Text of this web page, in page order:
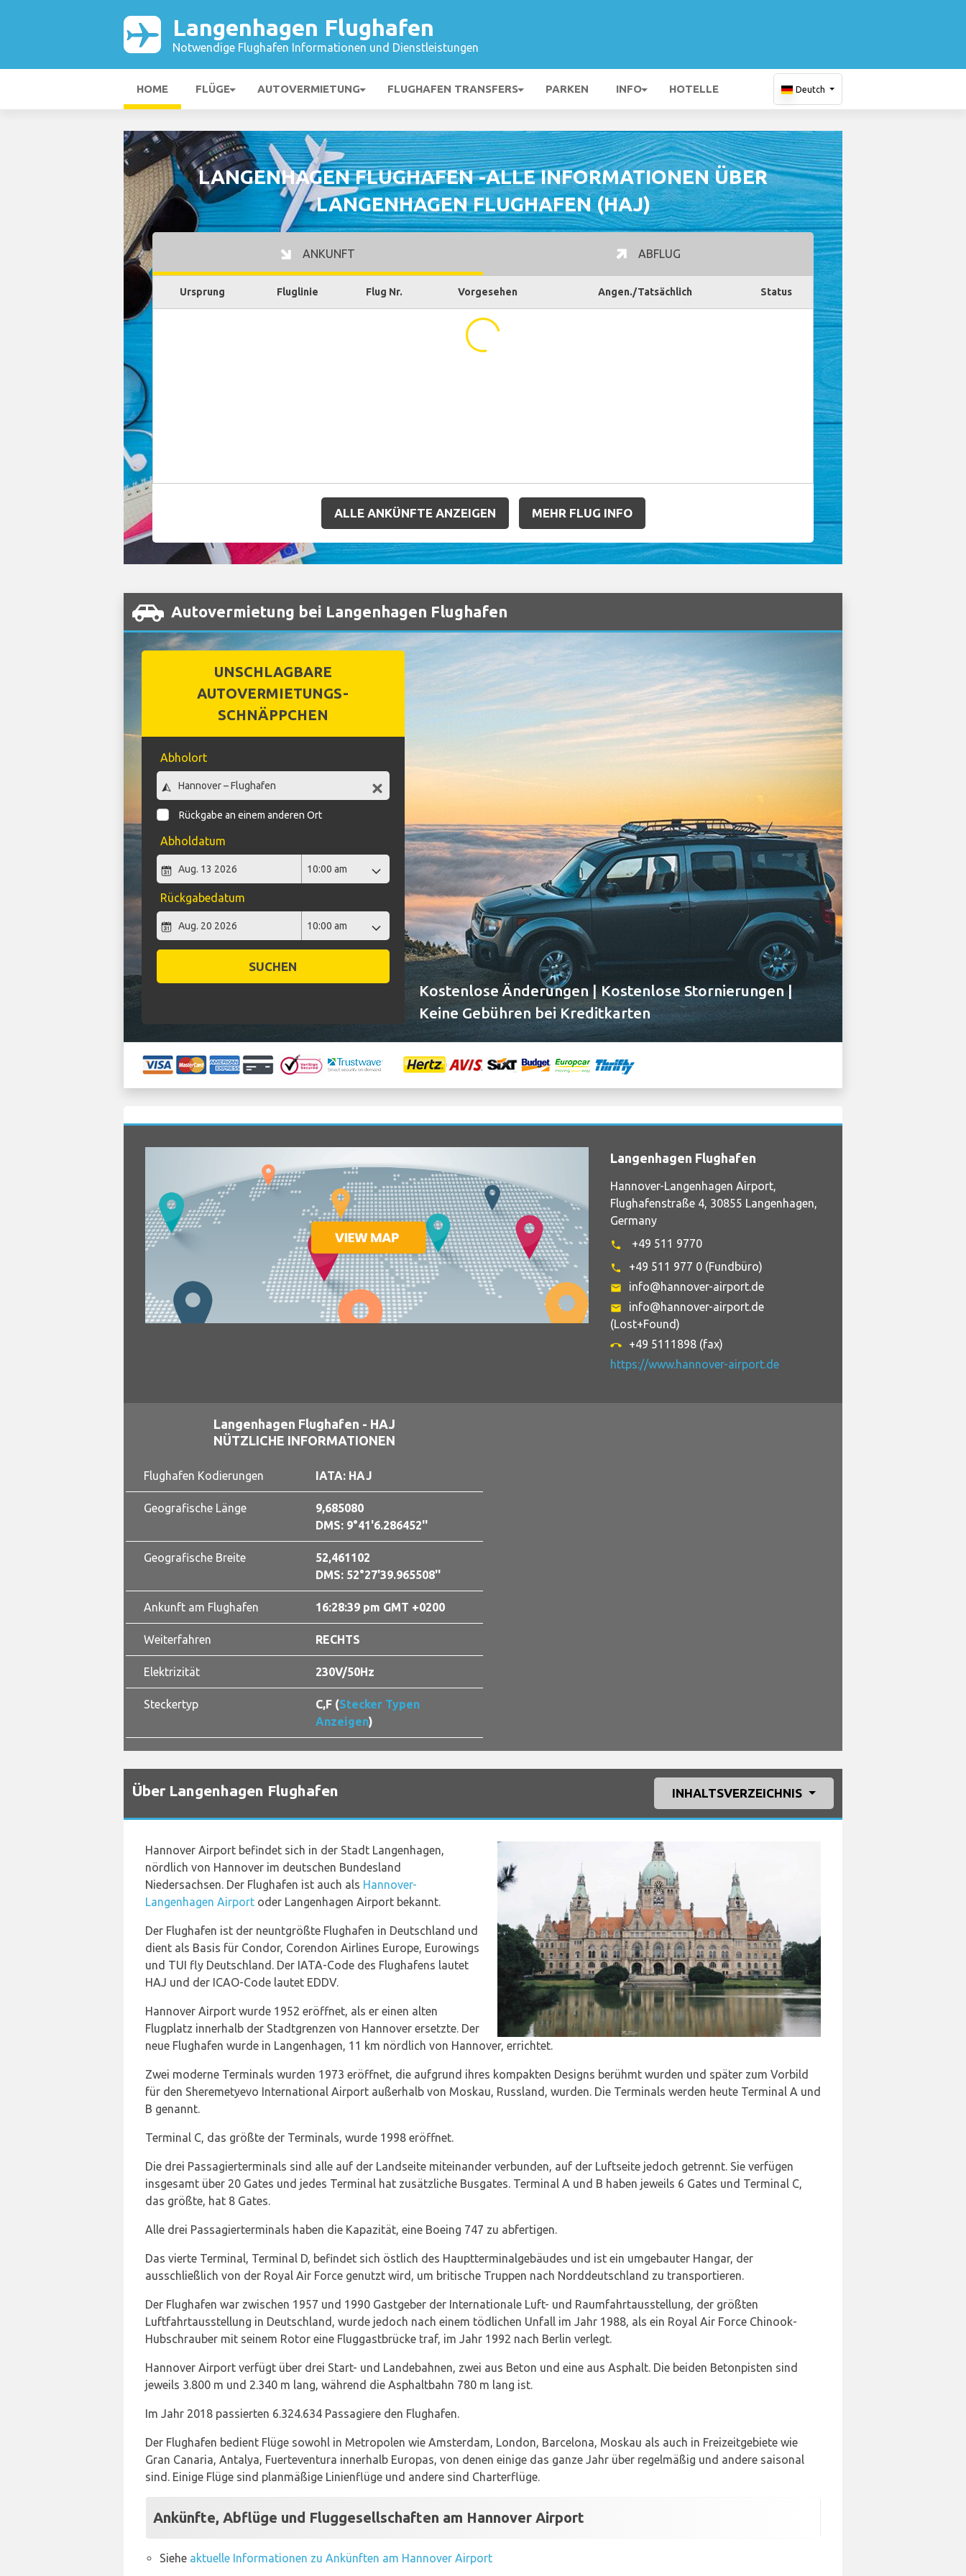
Langenhagen Flughafen
Notwendige Flughafen Informationen und Dienstleistungen
HOME FLÜGE AUTOVERMIETUNG FLUGHAFEN TRANSFERS PARKEN INFO HOTELLE Deutch
LANGENHAGEN FLUGHAFEN -ALLE INFORMATIONEN ÜBER
LANGENHAGEN FLUGHAFEN (HAJ)
ANKUNFT ABFLUG
Ursprung Fluglinie Flug Nr. Vorgesehen Angen./Tatsächlich Status
...
ALLE ANKÜNFTE ANZEIGEN MEHR FLUG INFO
Autovermietung bei Langenhagen Flughafen
UNSCHLAGBARE
AUTOVERMIETUNGS-
SCHNÄPPCHEN
Abholort
Rückgabe an einem anderen Ort
Abholdatum
Rückgabedatum
SUCHEN
Kostenlose Änderungen | Kostenlose Stornierungen |
Keine Gebühren bei Kreditkarten
Langenhagen Flughafen
Hannover-Langenhagen Airport,
Flughafenstraße 4, 30855 Langenhagen,
Germany
phone +49 511 9770
phone +49 511 977 0 (Fundbüro)
email info@hannover-airport.de
email
info@hannover-airport.de
(Lost+Found)
call_end
+49 5111898 (fax)
https://www.hannover-airport.de
Langenhagen Flughafen - HAJ
NÜTZLICHE INFORMATIONEN
Flughafen Kodierungen IATA: HAJ
Geografische Länge
9,685080
DMS: 9°41'6.286452''
Geografische Breite
52,461102
DMS: 52°27'39.965508''
Ankunft am Flughafen 16:28:40 pm GMT +0200
Weiterfahren RECHTS
Elektrizität 230V/50Hz
Steckertyp C,F (Stecker Typen
Anzeigen)
Über Langenhagen Flughafen INHALTSVERZEICHNIS
Hannover Airport befindet sich in der Stadt Langenhagen,
nördlich von Hannover im deutschen Bundesland
Niedersachsen. Der Flughafen ist auch als Hannover-
Langenhagen Airport oder Langenhagen Airport bekannt.
Der Flughafen ist der neuntgrößte Flughafen in Deutschland und
dient als Basis für Condor, Corendon Airlines Europe, Eurowings
und TUI fly Deutschland. Der IATA-Code des Flughafens lautet
HAJ und der ICAO-Code lautet EDDV.
Hannover Airport wurde 1952 eröffnet, als er einen alten
Flugplatz innerhalb der Stadtgrenzen von Hannover ersetzte. Der
neue Flughafen wurde in Langenhagen, 11 km nördlich von Hannover, errichtet.
Zwei moderne Terminals wurden 1973 eröffnet, die aufgrund ihres kompakten Designs berühmt wurden und später zum Vorbild
für den Sheremetyevo International Airport außerhalb von Moskau, Russland, wurden. Die Terminals werden heute Terminal A und
B genannt.
Terminal C, das größte der Terminals, wurde 1998 eröffnet.
Die drei Passagierterminals sind alle auf der Landseite miteinander verbunden, auf der Luftseite jedoch getrennt. Sie verfügen
insgesamt über 20 Gates und jedes Terminal hat zusätzliche Busgates. Terminal A und B haben jeweils 6 Gates und Terminal C,
das größte, hat 8 Gates.
Alle drei Passagierterminals haben die Kapazität, eine Boeing 747 zu abfertigen.
Das vierte Terminal, Terminal D, befindet sich östlich des Hauptterminalgebäudes und ist ein umgebauter Hangar, der
ausschließlich von der Royal Air Force genutzt wird, um britische Truppen nach Norddeutschland zu transportieren.
Der Flughafen war zwischen 1957 und 1990 Gastgeber der Internationale Luft- und Raumfahrtausstellung, der größten
Luftfahrtausstellung in Deutschland, wurde jedoch nach einem tödlichen Unfall im Jahr 1988, als ein Royal Air Force Chinook-
Hubschrauber mit seinem Rotor eine Fluggastbrücke traf, im Jahr 1992 nach Berlin verlegt.
Hannover Airport verfügt über drei Start- und Landebahnen, zwei aus Beton und eine aus Asphalt. Die beiden Betonpisten sind
jeweils 3.800 m und 2.340 m lang, während die Asphaltbahn 780 m lang ist.
Im Jahr 2018 passierten 6.324.634 Passagiere den Flughafen.
Der Flughafen bedient Flüge sowohl in Metropolen wie Amsterdam, London, Barcelona, Moskau als auch in Freizeitgebiete wie
Gran Canaria, Antalya, Fuerteventura innerhalb Europas, von denen einige das ganze Jahr über regelmäßig und andere saisonal
sind. Einige Flüge sind planmäßige Linienflüge und andere sind Charterflüge.
Ankünfte, Abflüge und Fluggesellschaften am Hannover Airport
Siehe aktuelle Informationen zu Ankünften am Hannover Airport